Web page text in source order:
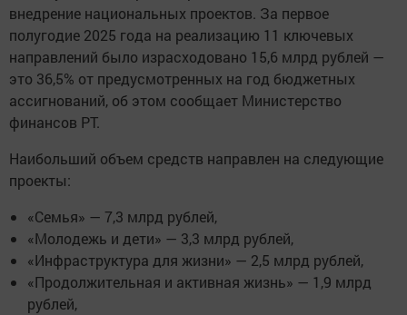
внедрение национальных проектов. За первое
полугодие 2025 года на реализацию 11 ключевых
направлений было израсходовано 15,6 млрд рублей —
это 36,5% от предусмотренных на год бюджетных
ассигнований, об этом сообщает Министерство
финансов РТ.
Наибольший объем средств направлен на следующие
проекты:
«Семья» — 7,3 млрд рублей,
«Молодежь и дети» — 3,3 млрд рублей,
«Инфраструктура для жизни» — 2,5 млрд рублей,
«Продолжительная и активная жизнь» — 1,9 млрд
рублей,